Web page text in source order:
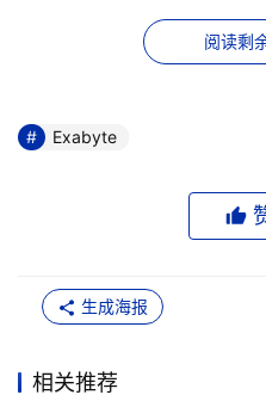
用该技术的驱动器、自动加
据相似的方法读取数据，具
术，专利性的ExaBotics----
术，EXABYTE向用户不
LTOTM新产品，并不断提
“EXABYTE一直保持创
CEO，Tom Ward说，“这
市场提供性价比更好、性能
阅读剩
Exabyte
生成海报
相关推荐